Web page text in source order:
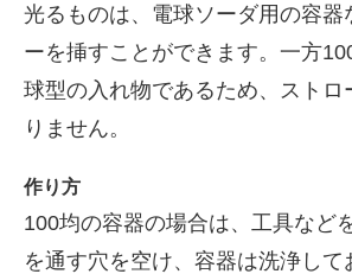
光るものは、電球ソーダ用の容器
ーを挿すことができます。一方
球型の入れ物であるため、ストロ
りません。
作り方
100均の容器の場合は、工具など
を通す穴を空け、容器は洗浄して